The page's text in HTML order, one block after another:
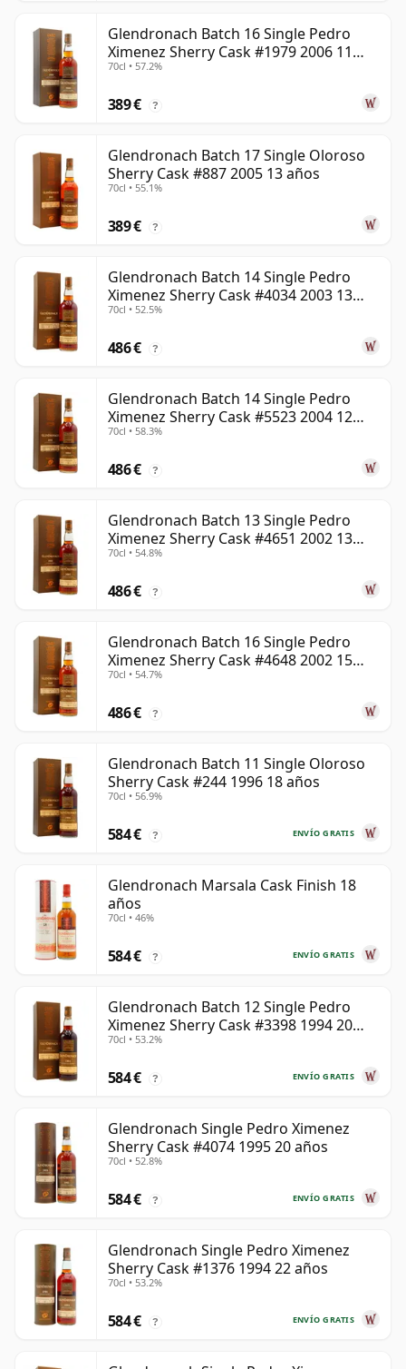
Glendronach Batch 16 Single Pedro
Ximenez Sherry Cask #1979 2006 11
años
70cl • 57.2%
389 € ?
Glendronach Batch 17 Single Oloroso
Sherry Cask #887 2005 13 años
70cl • 55.1%
389 € ?
Glendronach Batch 14 Single Pedro
Ximenez Sherry Cask #4034 2003 13
años
70cl • 52.5%
486 € ?
Glendronach Batch 14 Single Pedro
Ximenez Sherry Cask #5523 2004 12
años
70cl • 58.3%
486 € ?
Glendronach Batch 13 Single Pedro
Ximenez Sherry Cask #4651 2002 13
años
70cl • 54.8%
486 € ?
Glendronach Batch 16 Single Pedro
Ximenez Sherry Cask #4648 2002 15
años
70cl • 54.7%
486 € ?
Glendronach Batch 11 Single Oloroso
Sherry Cask #244 1996 18 años
70cl • 56.9%
ENVÍO GRATIS
584 € ?
Glendronach Marsala Cask Finish 18
años
70cl • 46%
ENVÍO GRATIS
584 € ?
Glendronach Batch 12 Single Pedro
Ximenez Sherry Cask #3398 1994 20
años
70cl • 53.2%
ENVÍO GRATIS
584 € ?
Glendronach Single Pedro Ximenez
Sherry Cask #4074 1995 20 años
70cl • 52.8%
ENVÍO GRATIS
584 € ?
Glendronach Single Pedro Ximenez
Sherry Cask #1376 1994 22 años
70cl • 53.2%
ENVÍO GRATIS
584 € ?